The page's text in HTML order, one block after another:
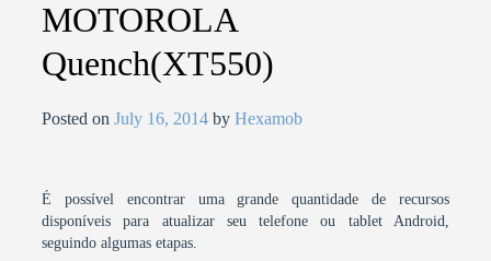
MOTOROLA
Quench(XT550)
Posted onJuly 16, 2014 byHexamob
É possível encontrar uma grande quantidade de recursos
disponíveis para atualizar seu telefone ou tablet Android,
seguindo algumas etapas.